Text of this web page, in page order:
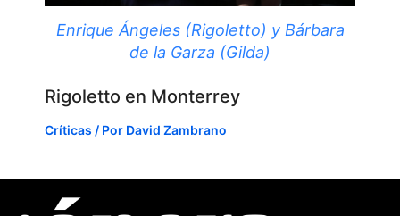
Enrique Ángeles (Rigoletto) y Bárbara
de la Garza (Gilda)
Rigoletto en Monterrey
Críticas / Por David Zambrano